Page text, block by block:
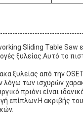
Sliding Table Saw
ξυλείας.Αυτό το
ξυλείας από την
λόγω των ισχυρών
πριόνι είναι
επίπλων.Η ακριβής